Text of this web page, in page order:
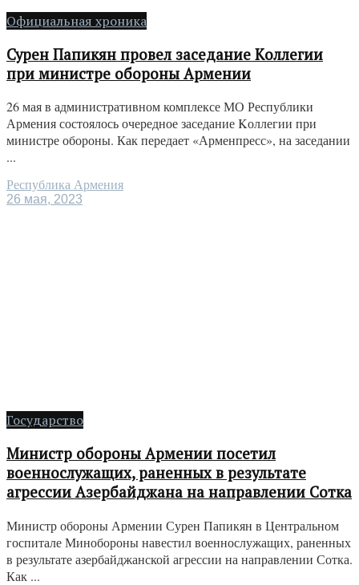
Официальная хроника
Сурен Папикян провел заседание Kоллегии
при министре обороны Армении
26 мая в административном комплексе МО Республики
Армения состоялось очередное заседание Kоллегии при
министре обороны. Как передает «Арменпресс», на заседании
...
Республика Армения
26 мая, 2023
Государство
Министр обороны Армении посетил
военнослужащих, раненных в результате
агрессии Азербайджана на направлении Сотка
Министр обороны Армении Сурен Папикян в Центральном
госпитале Минобороны навестил военнослужащих, раненных
в результате азербайджанской агрессии на направлении Сотка.
Как ...